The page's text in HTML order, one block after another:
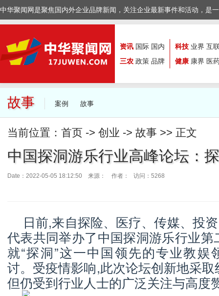
中华聚闻网是聚焦国内外企业品牌新闻，关注企业最新事件和活动，是
资讯 国际 国内
三农 政策 品牌
科技 业界 互
健康 康界 医
故事 案例 故事
当前位置： 首页 -> 创业 -> 故事 >> 正文
中国探洞游乐行业高峰论坛：
Date：2022-05-05 18:12:50 来源： 作者： 访问：5268
日前,来自探险、医疗、传媒、投
代表共同举办了中国探洞游乐行业
就“探洞”这一中国领先的专业教娱
讨。受疫情影响,此次论坛创新地采
但仍受到行业人士的广泛关注与高度